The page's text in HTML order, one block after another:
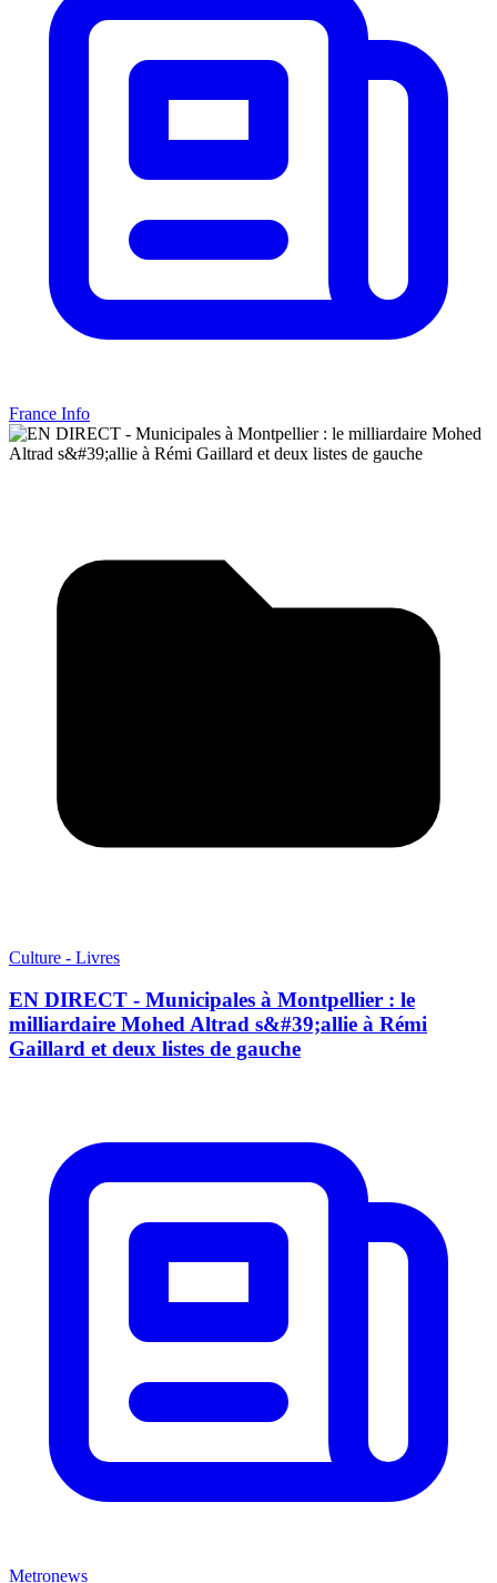
France Info
Culture - Livres
EN DIRECT - Municipales à Montpellier : le
milliardaire Mohed Altrad s&#39;allie à Rémi
Gaillard et deux listes de gauche
Metronews